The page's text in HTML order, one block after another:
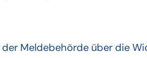
Meldebehörde über die